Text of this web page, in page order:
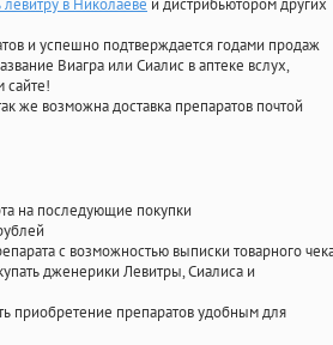
левитру в Николаеве и дистрибьютором других
и успешно подтверждается годами продаж
Виагра или Сиалис в аптеке вслух,
сайте!
же возможна доставка препаратов почтой
на последующие покупки
с возможностью выписки товарного
дженерики Левитры, Сиалиса и
приобретение препаратов удобным для